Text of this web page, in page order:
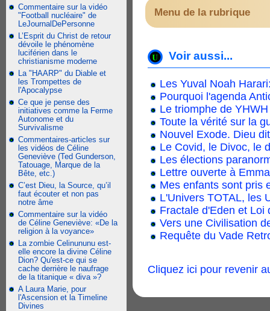
Commentaire sur la vidéo
"Football nucléaire" de
LeJournalDePersonne
L’Esprit du Christ de retour
dévoile le phénomène
luciférien dans le
christianisme moderne
La "HAARP" du Diable et
les Trompettes de
l'Apocalypse
Ce que je pense des
initiatives comme la Ferme
Autonome et du
Survivalisme
Commentaires-articles sur
les vidéos de Céline
Geneviève (Ted Gunderson,
Tatouage, Marque de la
Bête, etc.)
C’est Dieu, la Source, qu’il
faut écouter et non pas
notre âme
Commentaire sur la vidéo
de Céline Geneviève: «De la
religion à la voyance»
La zombie Celinununu est-
elle encore la divine Céline
Dion? Qu'est-ce qui se
cache derrière le naufrage
de la titanique « diva »?
A Laura Marie, pour
l'Ascension et la Timeline
Divines
Menu de la rubrique
Voir aussi...
Les Yuval Noah
Pourquoi l'agenda
Le triomphe de
Toute la vérité sur la
Nouvel Exode. Dieu
Le Covid, le Divoc, le
Les élections
Lettre ouverte à
Mes enfants sont pris
L'Univers TOTAL, les
Fractale d'Eden et Loi
Vers une Civilisation
Requête du Vade
Cliquez ici pour revenir